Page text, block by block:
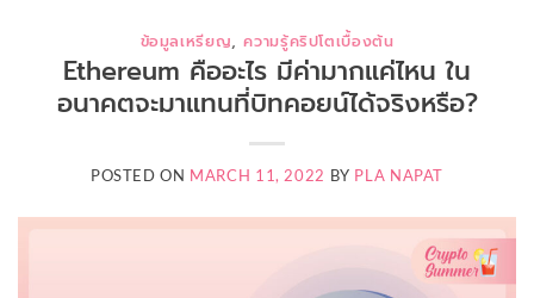
ข้อมูลเหรียญ,ความรู้คริปโตเบื้องต้น
Ethereum คืออะไร มีค่ามากแค่ไหน ใน
อนาคตจะมาแทนที่บิทคอยน์ได้จริงหรือ?
POSTED ON MARCH 11, 2022 BY PLA NAPAT